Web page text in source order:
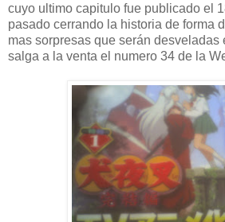
cuyo ultimo capitulo fue publicado el
pasado cerrando la historia de forma
mas sorpresas que serán
salga a la venta el numero 34 de la